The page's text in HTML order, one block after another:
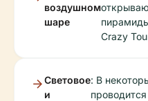
воздушном
шаре
Crazy
Световое
и
: В